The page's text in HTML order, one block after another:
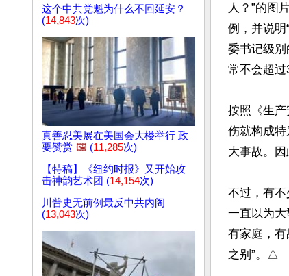
这个中共党魁为什么不回延安？
(14,843次)
真善忍美展在美国会大楼举行 政
要赞赏 🖼️ (11,285次)
【特稿】《纽约时报》又开始攻
击神韵艺术团 (14,154次)
川普史无前例最反中共内阁
(13,043次)
人？”的图
例，并说
委书记级别
常不会超过
按照《生
伤就构成
大事故。因
不过，有不
一直以为
有家庭，
之别”。△